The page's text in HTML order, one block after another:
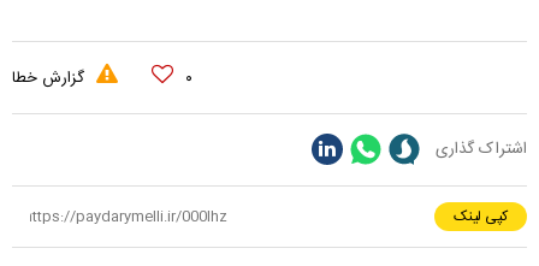
۰ گزارش خطا
اشتراک گذاری
کپی لینک